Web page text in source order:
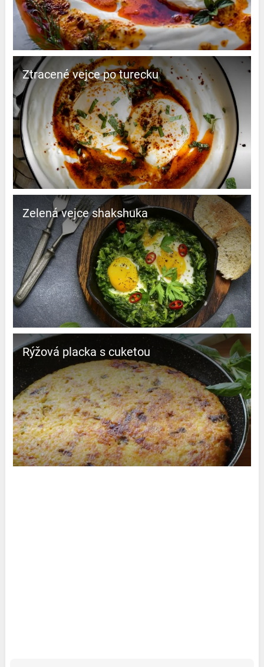
Ztracené vejce po turecku
Zelená vejce shakshuka
Rýžová placka s cuketou